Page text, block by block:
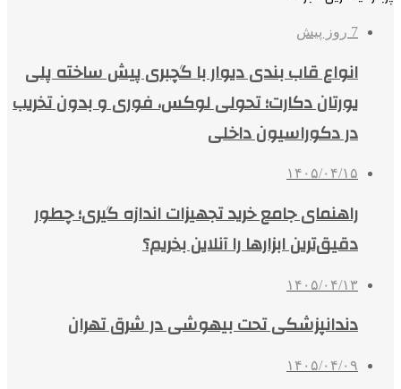
7 روز پیش
انواع قاب بندی دیوار با گچبری پیش ساخته پلی
یورتان دکارت؛ تحولی لوکس، فوری و بدون تخریب
در دکوراسیون داخلی
۱۴۰۵/۰۴/۱۵
راهنمای جامع خرید تجهیزات اندازه گیری؛ چطور
دقیق‌ترین ابزارها را آنلاین بخریم؟
۱۴۰۵/۰۴/۱۳
دندانپزشکی تحت بیهوشی در شرق تهران
۱۴۰۵/۰۴/۰۹